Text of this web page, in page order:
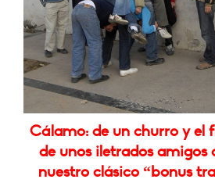
Cálamo: de un churro y el
de unos iletrados amigos
nuestro clásico “bonus